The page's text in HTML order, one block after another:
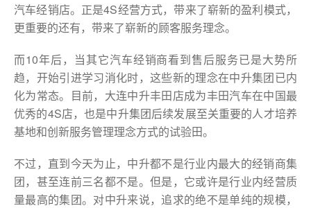
汽车经销店。正是4S经营方式，带来了崭新的盈利模式，
更重要的还有，带来了崭新的顾客服务理念。
而10年后，当其它汽车经销商看到售后服务已是大势所
趋，开始引进学习消化时，这些新的理念在中升集团已内
化为常态。目前，大连中升丰田店成为丰田汽车在中国最
优秀的4S店，也是中升集团后续发展至关重要的人才培养
基地和创新服务管理理念方式的试验田。
不过，直到今天为止，中升都不是行业内最大的经销商集
团，甚至连前三名都不是。但是，它或许是行业内经营质
量最高的集团。对中升来说，追求的绝不是单纯的规模，